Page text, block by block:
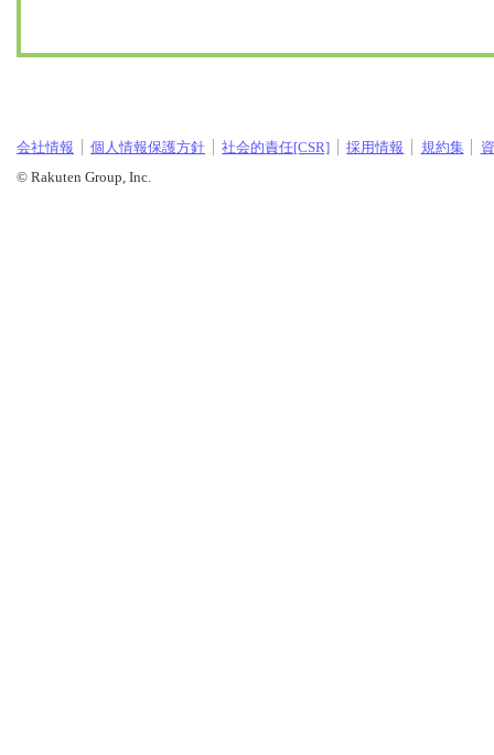
会社情報 個人情報保護方針 社会的責任[CSR] 採用情報 規約集
© Rakuten Group, Inc.